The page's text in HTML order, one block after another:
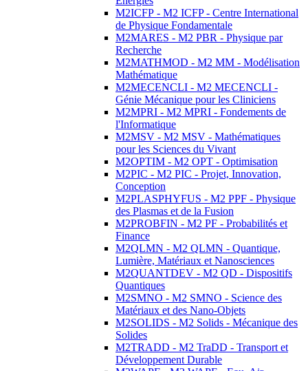
M2ICFP - M2 ICFP - Centre International
de Physique Fondamentale
M2MARES - M2 PBR - Physique par
Recherche
M2MATHMOD - M2 MM - Modélisation
Mathématique
M2MECENCLI - M2 MECENCLI -
Génie Mécanique pour les Cliniciens
M2MPRI - M2 MPRI - Fondements de
l'Informatique
M2MSV - M2 MSV - Mathématiques
pour les Sciences du Vivant
M2OPTIM - M2 OPT - Optimisation
M2PIC - M2 PIC - Projet, Innovation,
Conception
M2PLASPHYFUS - M2 PPF - Physique
des Plasmas et de la Fusion
M2PROBFIN - M2 PF - Probabilités et
Finance
M2QLMN - M2 QLMN - Quantique,
Lumière, Matériaux et Nanosciences
M2QUANTDEV - M2 QD - Dispositifs
Quantiques
M2SMNO - M2 SMNO - Science des
Matériaux et des Nano-Objets
M2SOLIDS - M2 Solids - Mécanique des
Solides
M2TRADD - M2 TraDD - Transport et
Développement Durable